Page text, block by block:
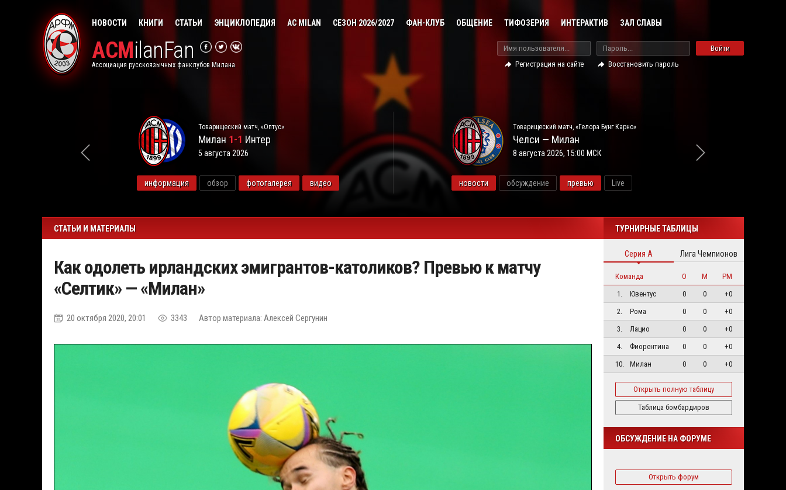
НОВОСТИ КНИГИ СТАТЬИ ЭНЦИКЛОПЕДИЯ AC MILAN СЕЗОН 2026/2027 ФАН-КЛУБ ОБЩЕНИЕ ТИФОЗЕРИЯ ИНТЕРАКТИВ ЗАЛ СЛАВЫ
ACMilanFan
Ассоциация русскоязычных фанклубов Милана
Войти
Регистрация на сайте
Восстановить пароль
Товарищеский матч, «Оптус»
Милан 1-1 Интер
5 августа 2026
информация обзор фотогалерея видео
Товарищеский матч, «Гелора Бунг Карно»
Челси — Милан
8 августа 2026, 15:00 МСК
новости обсуждение превью Live
СТАТЬИ И МАТЕРИАЛЫ
Как одолеть ирландских эмигрантов-католиков? Превью к матчу
«Селтик» — «Милан»
20 октября 2020, 20:01 3343 Автор материала: Алексей Сергунин
ТУРНИРНЫЕ ТАБЛИЦЫ
Серия А Лига Чемпионов
Команда О М
РМ
1.
Ювентус 0 0
+0
2.
Рома 0 0
+0
3.
Лацио 0 0
+0
4.
Фиорентина 0 0
+0
10.
Милан 0 0 +0
Открыть полную таблицу
Таблица бомбардиров
ОБСУЖДЕНИЕ НА ФОРУМЕ
Открыть форум